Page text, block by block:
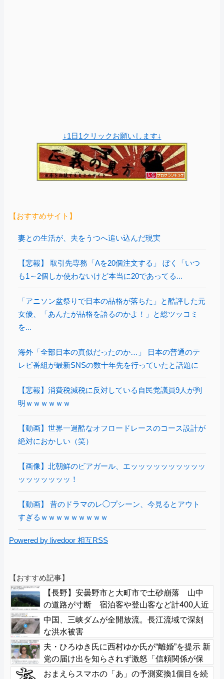
↓1日1クリックお願いします↓
【おすすめサイト】
妻との生活が、夫をうつへ追い込んだ現実
【悲報】 取引先専務「Aを20個注文する」 ぼく「いつ
も1～2個しか使わないけど本当に20であってる...
「アニソン盆祭りで日本の品格が落ちた」と酷評した元
女優、「あんたが品格を語るのかよ！」と総ツッコミ
を...
海外「全部日本の真似だったのか…」 日本の普通のテ
レビ番組が最新SNSの数十年先を行っていたと話題に
【悲報】消費税減税に反対している自民党議員9人が判
明ｗｗｗｗｗｗ
【動画】世界一過酷なオフロードレースのコース設計が
絶対におかしい（笑）
【画像】北朝鮮のビアガール、エッッッッッッッッッッ
ッッッッッッッ！
【動画】 昔のドラマのレ◯プシーン、今見るとアウト
すぎるｗｗｗｗｗｗｗｗｗ
Powered by livedoor 相互RSS
【おすすめ記事】
【長野】安曇野市と大町市で土砂崩落 山中
の道路が寸断 宿泊客や登山客など計400人近
くが孤立か 土石流で橋が流されたとの情報
も
中国、三峡ダムが全開放流。長江流域で深刻
な洪水被害
夫・ひろゆき氏に西村ゆか氏が“離婚”を提示 新
党の届け出を知らされず激怒「信頼関係が保
てず夫婦を続けるのは無理」
おまえらスマホの「あ」の予測変換1個目を続